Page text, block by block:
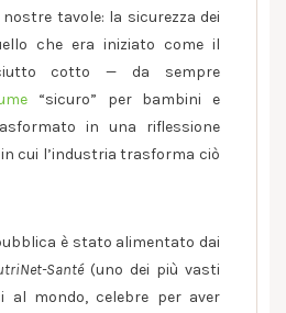
tavole: la sicurezza dei
che era iniziato come il
cotto — da sempre
“sicuro” per bambini e
in una riflessione
cui l’industria trasforma ciò
è stato alimentato dai
Santé(uno dei più vasti
al mondo, celebre per aver